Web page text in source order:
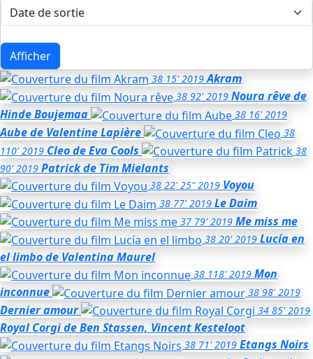
Afficher
38 15' 2019 Akram
38 92' 2019 Noura rêvede
Hinde Boujemaa
38 16' 2019
Aubede Valentine Lapière
38
110' 2019 Cleode Eva Cools
38
90' 2019 Patrickde Tim Mielants
38 22' 25" 2019 Voyou
38 77' 2019 Le Daim
37 79' 2019 Me miss me
38 20' 2019 Lucía en
el limbode Valentina Maurel
38 118' 2019 Mon
inconnue
38 98' 2019
Dernier amour 34 85' 2019
Royal Corgide Ben Stassen, Vincent Kesteloot
38 71' 2019 Etangs Noirs